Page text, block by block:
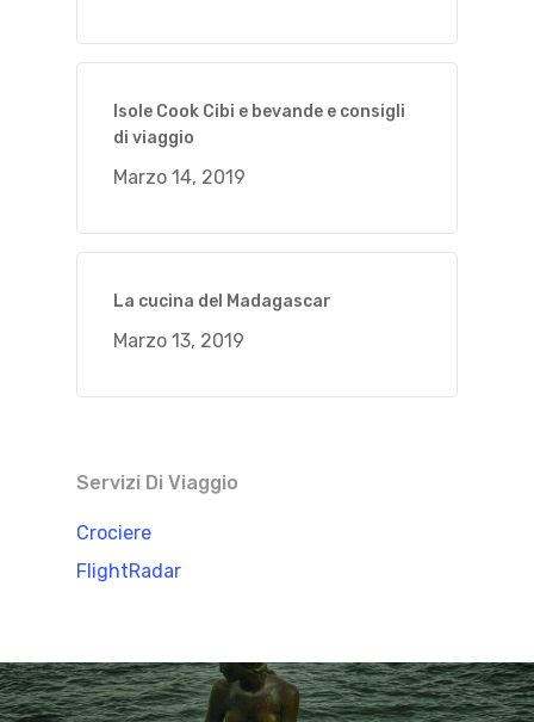
Isole Cook Cibi e bevande e consigli
di viaggio
Marzo 14, 2019
La cucina del Madagascar
Marzo 13, 2019
Servizi Di Viaggio
Crociere
FlightRadar